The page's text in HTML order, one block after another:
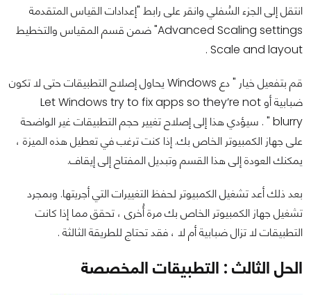
انتقل إلى الجزء السُفلي وانقر على رابط "إعدادات القياس المتقدمة
Advanced Scaling settings" ضمن قسم المقياس والتخطيط
Scale and layout .
قم بتفعيل خيار " دع Windows يحاول إصلاح التطبيقات حتى لا تكون
ضبابية أو Let Windows try to fix apps so they’re not
blurry " . سيؤدي هذا إلى إصلاح تغيير حجم التطبيقات غير الواضحة
على جهاز الكمبيوتر الخاص بك. إذا كنت ترغب في تعطيل هذه الميزة ،
يمكنك العودة إلى هذا القسم وتبديل المفتاح إلى إيقاف.
بعد ذلك أعد تشغيل الكمبيوتر لحفظ التغييرات التي أجريتها. وبمجرد
تشغيل جهاز الكمبيوتر الخاص بك مرة أُخرى ، تحقق مما إذا كانت
التطبيقات لا تزال ضبابية أم لا ، فقد تحتاج للطريقة الثالثة .
الحل الثالث : التطبيقات المخصصة